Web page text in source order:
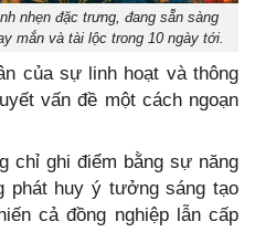
nhẹn đặc trưng, đang sẵn sàng
mắn và tài lộc trong 10 ngày tới.
của sự linh hoạt và thông
vấn đề một cách ngoạn
chỉ ghi điểm bằng sự năng
phát huy ý tưởng sáng tạo
cả đồng nghiệp lẫn cấp